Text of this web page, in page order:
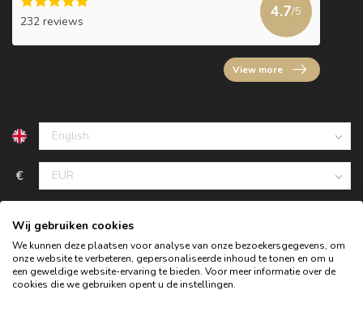
232 reviews
4.7/5
View more
€
Wij gebruiken cookies
We kunnen deze plaatsen voor analyse van onze bezoekersgegevens, om
onze website te verbeteren, gepersonaliseerde inhoud te tonen en om u
een geweldige website-ervaring te bieden. Voor meer informatie over de
cookies die we gebruiken opent u de instellingen.